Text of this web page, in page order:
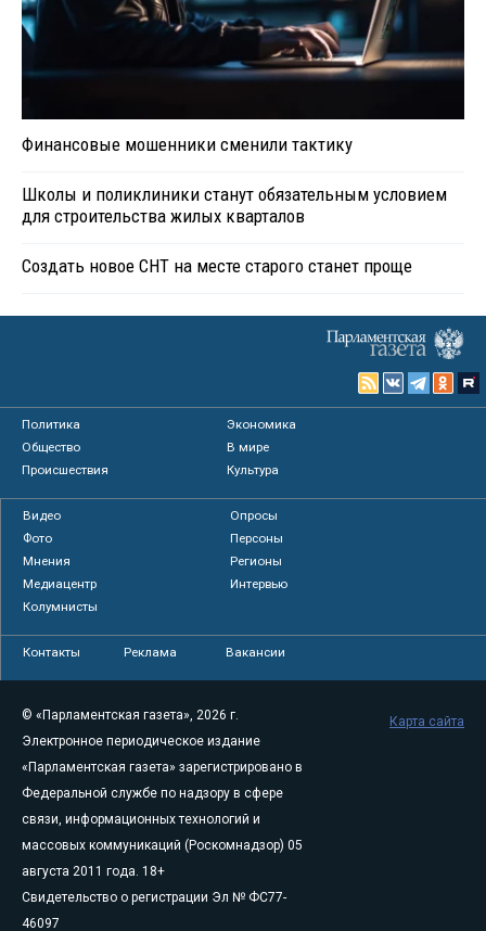
Финансовые мошенники сменили тактику
Школы и поликлиники станут обязательным условием
для строительства жилых кварталов
Создать новое СНТ на месте старого станет проще
Политика
Экономика
Общество
В мире
Происшествия
Культура
Видео
Опросы
Фото
Персоны
Мнения
Регионы
Медиацентр
Интервью
Колумнисты
Контакты Реклама Вакансии
© «Парламентская газета», 2026 г.
Электронное периодическое издание
«Парламентская газета» зарегистрировано в
Федеральной службе по надзору в сфере
связи, информационных технологий и
массовых коммуникаций (Роскомнадзор) 05
августа 2011 года. 18+
Свидетельство о регистрации Эл № ФС77-
46097
Карта сайта